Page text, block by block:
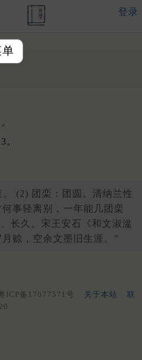
登录
娟
。
(2) 团栾：团圆。清纳兰性
事轻离别，一年能几团栾
长久。宋王安石《和文淑湓
赊，空余文墨旧生涯。”
ICP备17077571号 关于本站
联